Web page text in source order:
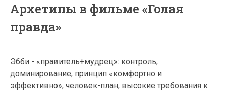
Архетипы в фильме «Голая
правда»
Эбби - «правитель+мудрец»: контроль,
доминирование, принцип «комфортно и
эффективно», человек-план, высокие требования к